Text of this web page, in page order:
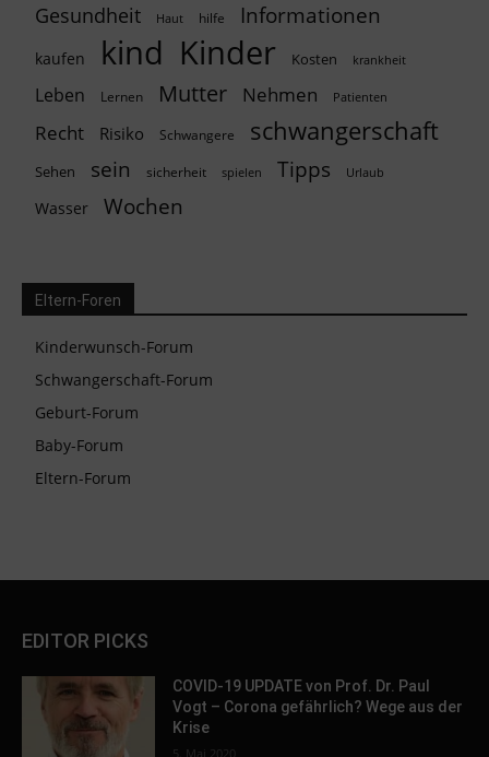
Gesundheit
Haut hilfe Informationen
kaufen kind Kinder Kosten krankheit
Leben Lernen Mutter Nehmen Patienten
Recht Risiko Schwangere schwangerschaft
Sehen sein sicherheit spielen Tipps Urlaub
Wasser Wochen
Eltern-Foren
Kinderwunsch-Forum
Schwangerschaft-Forum
Geburt-Forum
Baby-Forum
Eltern-Forum
EDITOR PICKS
COVID-19 UPDATE von Prof. Dr. Paul
Vogt – Corona gefährlich? Wege aus der
Krise
5. Mai 2020